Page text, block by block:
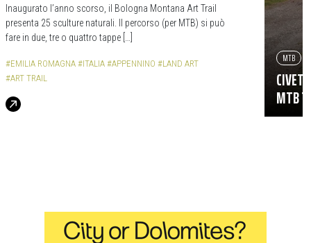
Inaugurato l’anno scorso, il Bologna Montana Art Trail
presenta 25 sculture naturali. Il percorso (per MTB) si può
fare in due, tre o quattro tappe […]
#EMILIA ROMAGNA #ITALIA #APPENNINO #LAND ART
#ART TRAIL
MTB
MTB